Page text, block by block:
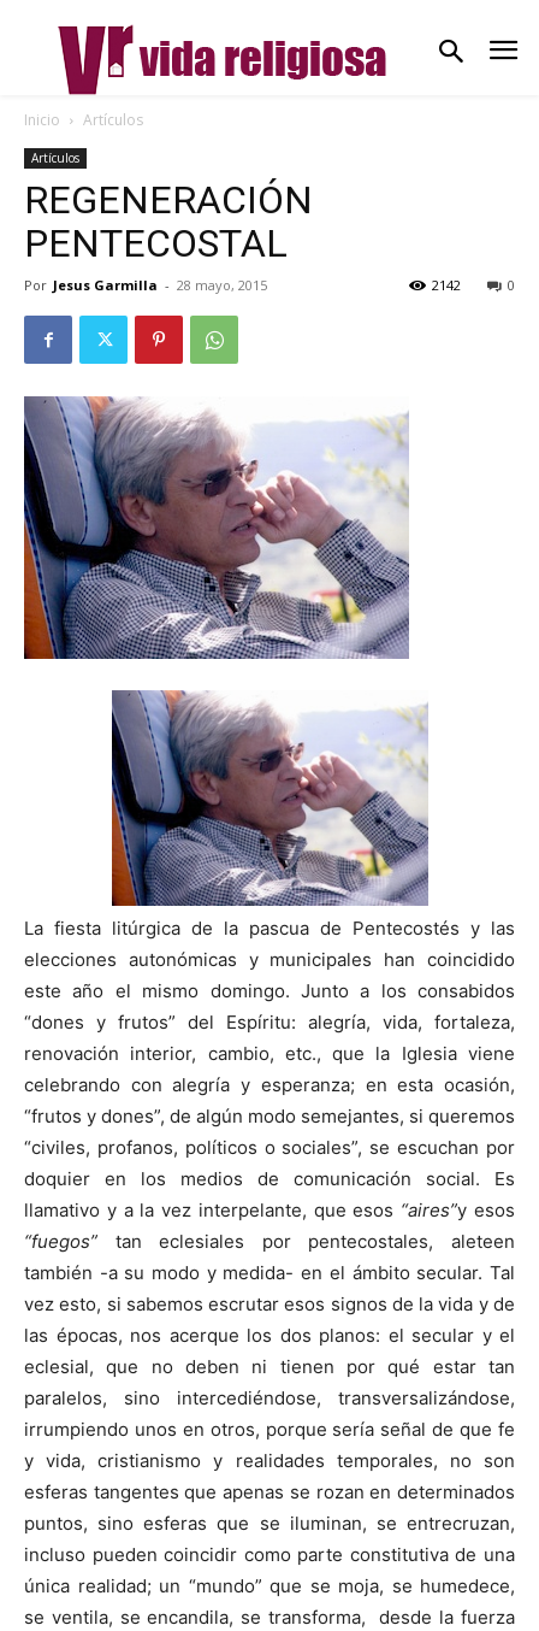
Inicio Artículos
Artículos
REGENERACIÓN
PENTECOSTAL
Por Jesus Garmilla - 28 mayo, 2015 0
2142
La fiesta litúrgica de la pascua de Pentecostés y las
elecciones autonómicas y municipales han coincidido
este año el mismo domingo. Junto a los consabidos
“dones y frutos” del Espíritu: alegría, vida, fortaleza,
renovación interior, cambio, etc., que la Iglesia viene
celebrando con alegría y esperanza; en esta ocasión,
“frutos y dones”, de algún modo semejantes, si queremos
“civiles, profanos, políticos o sociales”, se escuchan por
doquier en los medios de comunicación social. Es
llamativo y a la vez interpelante, que esos “aires”y esos
“fuegos” tan eclesiales por pentecostales, aleteen
también -a su modo y medida- en el ámbito secular. Tal
vez esto, si sabemos escrutar esos signos de la vida y de
las épocas, nos acerque los dos planos: el secular y el
eclesial, que no deben ni tienen por qué estar tan
paralelos, sino intercediéndose, transversalizándose,
irrumpiendo unos en otros, porque sería señal de que fe
y vida, cristianismo y realidades temporales, no son
esferas tangentes que apenas se rozan en determinados
puntos, sino esferas que se iluminan, se entrecruzan,
incluso pueden coincidir como parte constitutiva de una
única realidad; un “mundo” que se moja, se humedece,
se ventila, se encandila, se transforma, desde la fuerza